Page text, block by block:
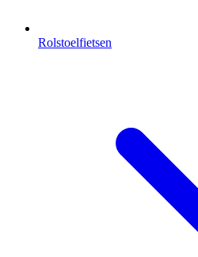
Rolstoelfietsen